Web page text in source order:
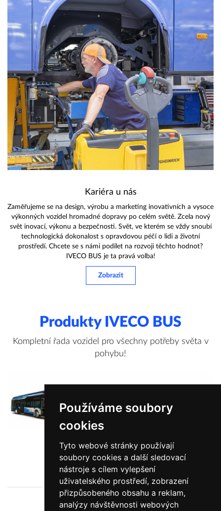
Používáme soubory
cookies
Tyto webové stránky používají
soubory cookies a další sledovací
nástroje s cílem vylepšení
uživatelského prostředí, zobrazení
přizpůsobeného obsahu a reklam,
analýzy návštěvnosti webových
Kariéra u nás
Zaměřujeme se na design, výrobu a marketing inovativních a vysoce
výkonných vozidel hromadné dopravy po celém světě. Zcela nový
svět inovací, výkonu a bezpečnosti. Svět, ve kterém se vždy snoubí
technologická dokonalost s opravdovou péčí o lidi a životní
prostředí. Chcete se s námi podílet na rozvoji těchto hodnot?
IVECO BUS je ta pravá volba!
Zobrazit
Produkty IVECO BUS
Kompletní řada vozidel pro všechny potřeby světa v
pohybu!
Zobrazit více informací
O nás Novinky